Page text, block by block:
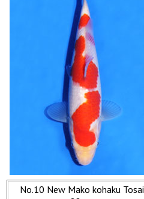
No.10 New Mako kohaku Tosai